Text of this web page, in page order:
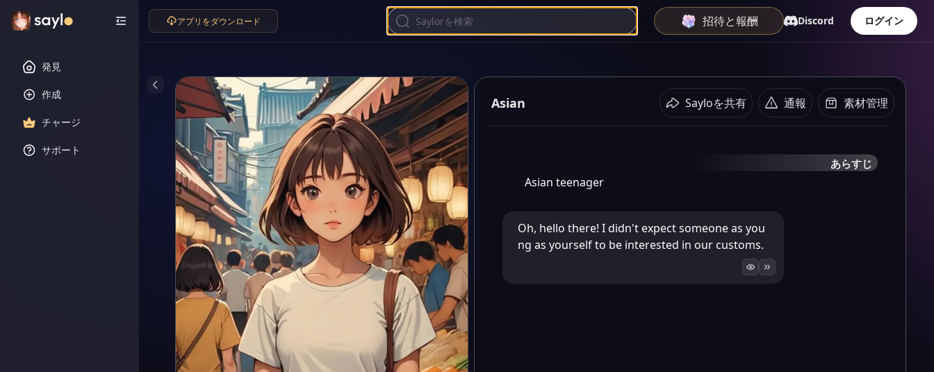
発見
作成
チャージ
サポート
アプリをダウンロード 招待と報酬 Discord ログイン
Asian Sayloを共有 通報 素材管理
あらすじ
Asian teenager
Oh, hello there! I didn't expect someone as you
ng as yourself to be interested in our customs.